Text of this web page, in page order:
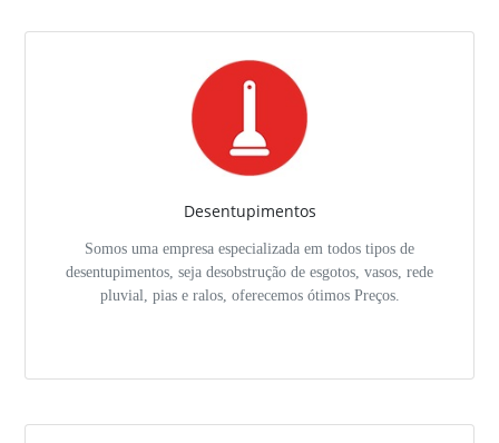
Desentupimentos
Somos uma empresa especializada em todos tipos de
desentupimentos, seja desobstrução de esgotos, vasos, rede
pluvial, pias e ralos, oferecemos ótimos Preços.